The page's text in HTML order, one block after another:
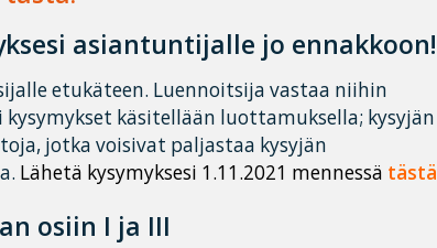
asiantuntijalle jo ennakkoon!
etukäteen. Luennoitsija vastaa niihin
käsitellään luottamuksella; kysyjän
jotka voisivat paljastaa kysyjän
Lähetä kysymyksesi 1.11.2021 mennessä tästä
osiin I ja III